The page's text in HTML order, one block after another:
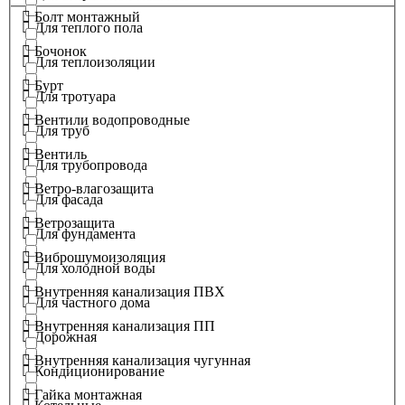
Для теплого пола
Для теплоизоляции
Для тротуара
Для труб
Для трубопровода
Для фасада
Для фундамента
Для холодной воды
Для частного дома
Дорожная
Кондиционирование
Болт монтажный
Бочонок
Бурт
Вентили водопроводные
Вентиль
Ветро-влагозащита
Ветрозащита
Виброшумоизоляция
Внутренняя канализация ПВХ
Внутренняя канализация ПП
Внутренняя канализация чугунная
Гайка монтажная